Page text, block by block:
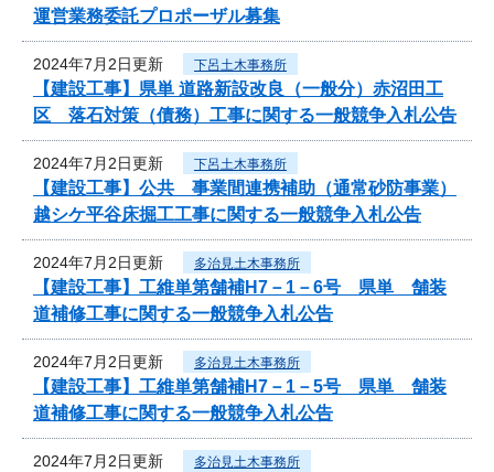
運営業務委託プロポーザル募集
2024年7月2日更新 下呂土木事務所
【建設工事】県単 道路新設改良（一般分）赤沼田工
区 落石対策（債務）工事に関する一般競争入札公告
2024年7月2日更新 下呂土木事務所
【建設工事】公共 事業間連携補助（通常砂防事業）
越シケ平谷床掘工工事に関する一般競争入札公告
2024年7月2日更新 多治見土木事務所
【建設工事】工維単第舗補H7－1－6号 県単 舗装
道補修工事に関する一般競争入札公告
2024年7月2日更新 多治見土木事務所
【建設工事】工維単第舗補H7－1－5号 県単 舗装
道補修工事に関する一般競争入札公告
2024年7月2日更新 多治見土木事務所